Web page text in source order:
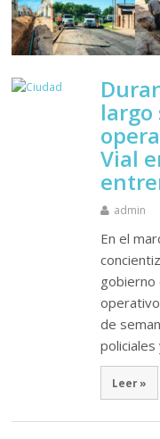
largo
Vial
admin
En el
gobierno
de
Leer »